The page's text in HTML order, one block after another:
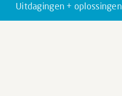
Uitdagingen + oplossingen